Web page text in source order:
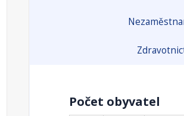
Počet obyvatel